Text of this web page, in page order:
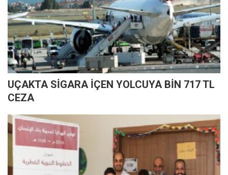
UÇAKTA SİGARA İÇEN YOLCUYA BİN 717 TL
CEZA